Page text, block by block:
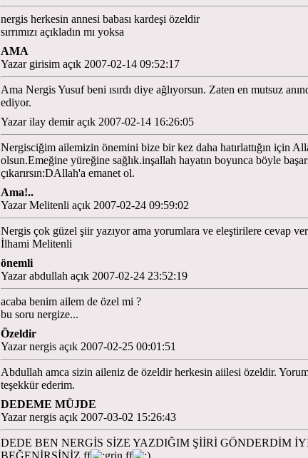
nergis herkesin annesi babası kardeşi özeldir
sırrımızı açıkladın mı yoksa
AMA
Yazar girisim açık 2007-02-14 09:52:17
Ama Nergis Yusuf beni ısırdı diye ağlıyorsun. Zaten en mutsuz
ediyor.
Yazar ilay demir açık 2007-02-14 16:26:05
Nergisciğim ailemizin önemini bize bir kez daha hatırlattığın için
olsun.Emeğine yüreğine sağlık.inşallah hayatın boyunca böyle
çıkarırsın:DAllah'a emanet ol.
Ama!..
Yazar Melitenli açık 2007-02-24 09:59:02
Nergis çok güzel şiir yazıyor ama yorumlara ve eleştirilere cevap
İlhami Melitenli
önemli
Yazar abdullah açık 2007-02-24 23:52:19
acaba benim ailem de özel mi ?
bu soru nergize...
Özeldir
Yazar nergis açık 2007-02-25 00:01:51
Abdullah amca sizin aileniz de özeldir herkesin aiilesi özeldir.
teşekkür ederim.
DEDEME MÜJDE
Yazar nergis açık 2007-03-02 15:26:43
DEDE BEN NERGİS SİZE YAZDIĞIM ŞİİRİ GÖNDERDİM
BEĞENİRSİNİZ ff
ff